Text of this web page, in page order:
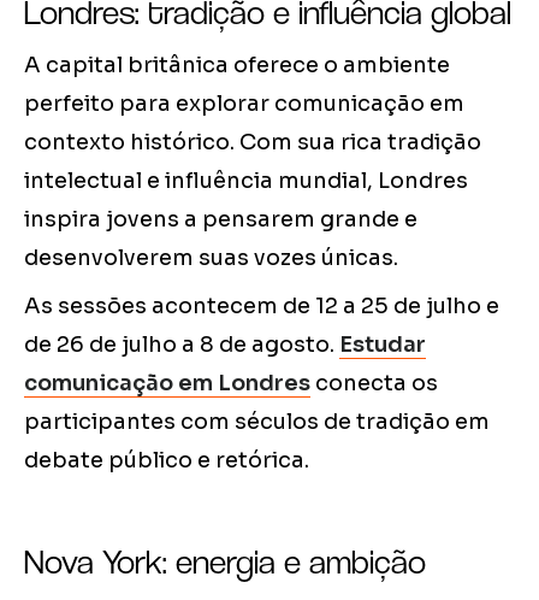
Londres: tradição e influência global
A capital britânica oferece o ambiente
perfeito para explorar comunicação em
contexto histórico. Com sua rica tradição
intelectual e influência mundial, Londres
inspira jovens a pensarem grande e
desenvolverem suas vozes únicas.
As sessões acontecem de 12 a 25 de julho e
de 26 de julho a 8 de agosto. Estudar
comunicação em Londres conecta os
participantes com séculos de tradição em
debate público e retórica.
Nova York: energia e ambição